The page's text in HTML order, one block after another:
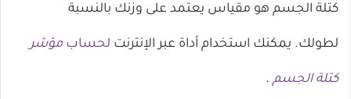
كتلة الجسم هو مقياس يعتمد على وزنك بالنسبة
لطولك. يمكنك استخدام أداة عبر الإنترنت لحساب مؤشر
كتلة الجسم .